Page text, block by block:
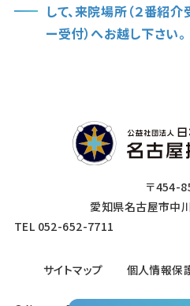
して、来院場所（２番紹
ー受付）へお越し下さい。
〒454-
愛知県名古屋市中
TEL 052-652-7711
サイトマップ 個人情報保